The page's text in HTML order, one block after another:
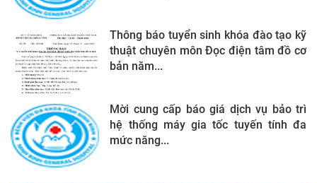
Thông báo tuyển sinh khóa đào tạo kỹ
thuật chuyên môn Đọc điện tâm đồ cơ
bản năm...
Mời cung cấp báo giá dịch vụ bảo trì
hệ thống máy gia tốc tuyến tính đa
mức năng...